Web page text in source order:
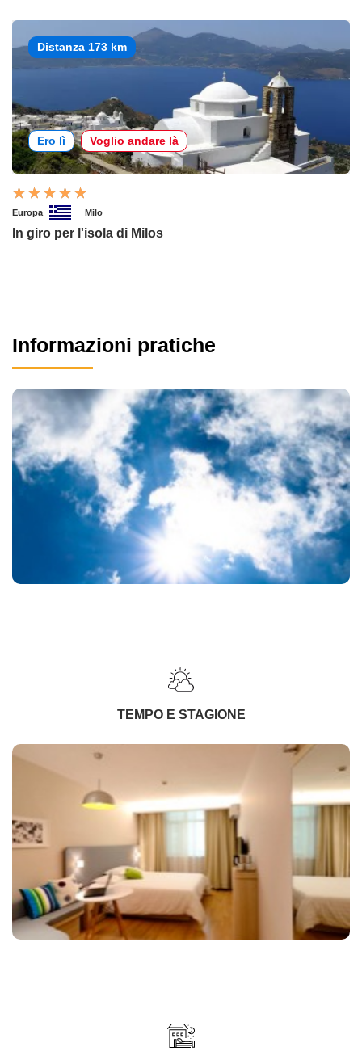
Distanza 173 km
Ero lì Voglio andare là
Europa Milo
In giro per l'isola di Milos
Informazioni pratiche
TEMPO E STAGIONE